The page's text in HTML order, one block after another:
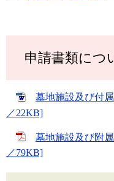
申請書類につ
墓地施設及び付
／22KB]
墓地施設及び附
／79KB]